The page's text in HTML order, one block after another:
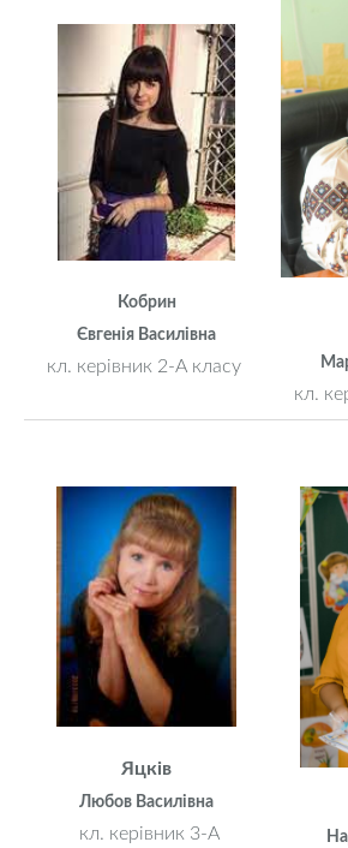
Кобрин
Євгенія Василівна
кл. керівник 2-А класу
кл.
Яцків
Любов Василівна
кл. керівник 3-А